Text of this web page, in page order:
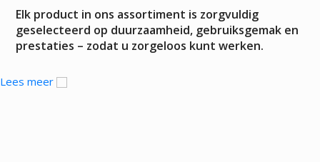
Elk product in ons assortiment is zorgvuldig
geselecteerd op duurzaamheid, gebruiksgemak en
prestaties – zodat u zorgeloos kunt werken.
Lees meer